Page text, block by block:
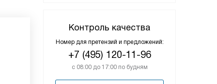
Контроль качества
Номер для претензий и предложений:
+7 (495) 120-11-96
с 08:00 до 17:00 по будням